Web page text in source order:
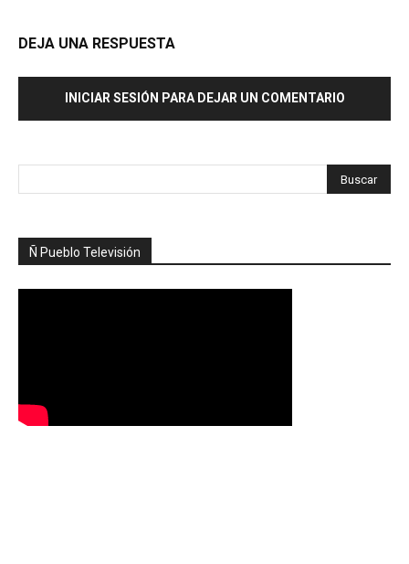
DEJA UNA RESPUESTA
INICIAR SESIÓN PARA DEJAR UN COMENTARIO
Ñ Pueblo Televisión